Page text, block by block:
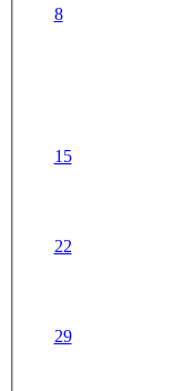
8
15
22
29